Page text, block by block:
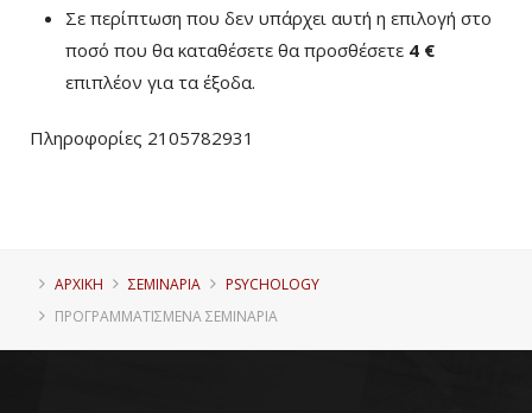
Σε περίπτωση που δεν υπάρχει αυτή η επιλογή στο
ποσό που θα καταθέσετε θα προσθέσετε 4 €
επιπλέον για τα έξοδα.
Πληροφορίες 2105782931
ΑΡΧΙΚΗ ΣΕΜΙΝΑΡΙΑ
PSYCHOLOGY
ΠΡΟΓΡΑΜΜΑΤΙΣΜΈΝΑ ΣΕΜΙΝΆΡΙΑ